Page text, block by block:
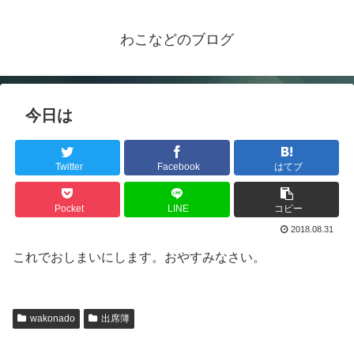
わこなどのブログ
今日は
Twitter Facebook はてブ
Pocket LINE コピー
2018.08.31
これでおしまいにします。おやすみなさい。
wakonado 出席簿